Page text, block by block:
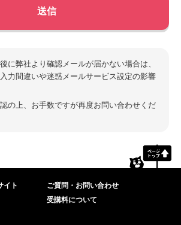
に弊社より確認メールが届かない場合は、
力間違いや迷惑メールサービス設定の影響
の上、お手数ですが再度お問い合わせくだ
イト
ご質問・お問い合わせ
受講料について